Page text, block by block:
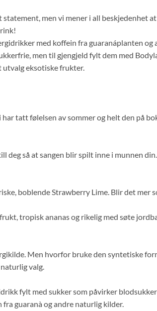
men vi mener i all beskjedenhet
med koffein fra guaranáplanten
men til gjengjeld fylt dem med
eksotiske frukter.
tatt følelsen av sommer og helt den på
deg så at sangen blir spilt inne i munnen
boblende Strawberry Lime. Blir det mer
tropisk ananas og rikelig med søte
Men hvorfor bruke den syntetiske
valg.
fylt med sukker som påvirker
guaranà og andre naturlig kilder.